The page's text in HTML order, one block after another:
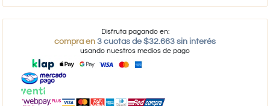
Disfruta pagando en:
compra en 3 cuotas de $32.663 sin interés
usando nuestros medios de pago